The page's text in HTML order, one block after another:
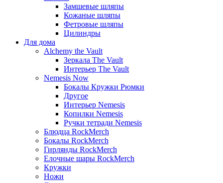
Замшевые шляпы
Кожаные шляпы
Фетровые шляпы
Цилиндры
Для дома
Alchemy the Vault
Зеркала The Vault
Интерьер The Vault
Nemesis Now
Бокалы Кружки Рюмки
Другое
Интерьер Nemesis
Копилки Nemesis
Ручки тетради Nemesis
Блюдца RockMerch
Бокалы RockMerch
Гирлянды RockMerch
Елочные шары RockMerch
Кружки
Ножи